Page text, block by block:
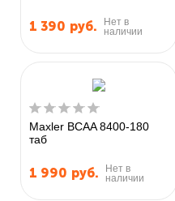
1 390 руб.
Нет в
наличии
Maxler BCAA 8400-180
таб
1 990 руб.
Нет в
наличии